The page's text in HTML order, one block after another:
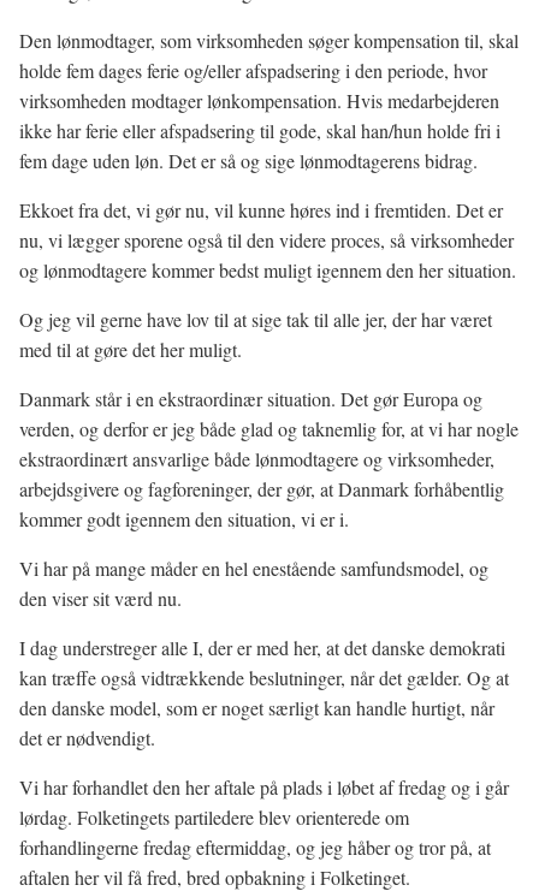
Den lønmodtager, som virksomheden søger kompensation til, skal
holde fem dages ferie og/eller afspadsering i den periode, hvor
virksomheden modtager lønkompensation. Hvis medarbejderen
ikke har ferie eller afspadsering til gode, skal han/hun holde fri i
fem dage uden løn. Det er så og sige lønmodtagerens bidrag.
Ekkoet fra det, vi gør nu, vil kunne høres ind i fremtiden. Det er
nu, vi lægger sporene også til den videre proces, så virksomheder
og lønmodtagere kommer bedst muligt igennem den her situation.
Og jeg vil gerne have lov til at sige tak til alle jer, der har været
med til at gøre det her muligt.
Danmark står i en ekstraordinær situation. Det gør Europa og
verden, og derfor er jeg både glad og taknemlig for, at vi har nogle
ekstraordinært ansvarlige både lønmodtagere og virksomheder,
arbejdsgivere og fagforeninger, der gør, at Danmark forhåbentlig
kommer godt igennem den situation, vi er i.
Vi har på mange måder en hel enestående samfundsmodel, og
den viser sit værd nu.
I dag understreger alle I, der er med her, at det danske demokrati
kan træffe også vidtrækkende beslutninger, når det gælder. Og at
den danske model, som er noget særligt kan handle hurtigt, når
det er nødvendigt.
Vi har forhandlet den her aftale på plads i løbet af fredag og i går
lørdag. Folketingets partiledere blev orienterede om
forhandlingerne fredag eftermiddag, og jeg håber og tror på, at
aftalen her vil få fred, bred opbakning i Folketinget.